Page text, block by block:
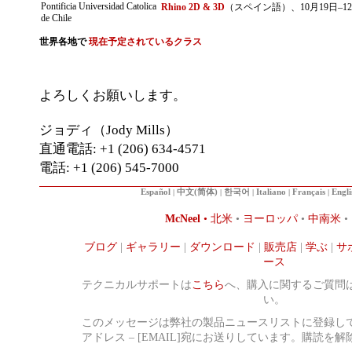
Pontificia Universidad Catolica
de Chile
Rhino 2D & 3D （スペイン語）、10月19日
世界各地で現在予定されているクラス
よろしくお願いします。
ジョディ（Jody Mills）
直通電話: +1 (206) 634-4571
電話: +1 (206) 545-7000
Español | 中文(简体) | 한국어 | Italiano | Français|
McNeel • 北米• ヨーロッパ• 中南米•
ブログ| ギャラリー | ダウンロード | 販売店| 学ぶ | サ
ース
テクニカルサポートはこちらへ、購入に関するご質問
い。
このメッセージは弊社の製品ニュースリストに登録し
アドレス – [EMAIL]宛にお送りしています。購読を解